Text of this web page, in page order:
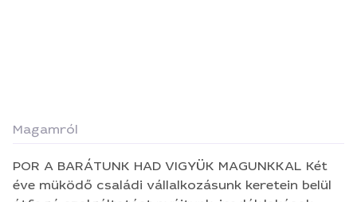
Magamról
POR A BARÁTUNK HAD VIGYÜK MAGUNKKAL Két
éve müködő családi vállalkozásunk keretein belül